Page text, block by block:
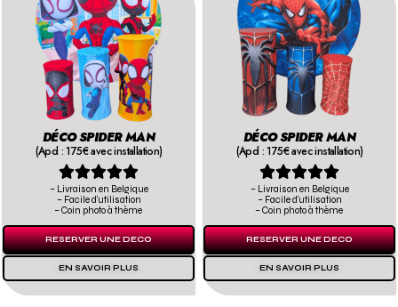
DÉCO SPIDER MAN
(Apd : 175€ avec installation)

– Livraison en Belgique
– Facile d’utilisation
– Coin photo à thème
RESERVER UNE DECO
EN SAVOIR PLUS
DÉCO SPIDER MAN
(Apd : 175€ avec installation)

– Livraison en Belgique
– Facile d’utilisation
– Coin photo à thème
RESERVER UNE DECO
EN SAVOIR PLUS